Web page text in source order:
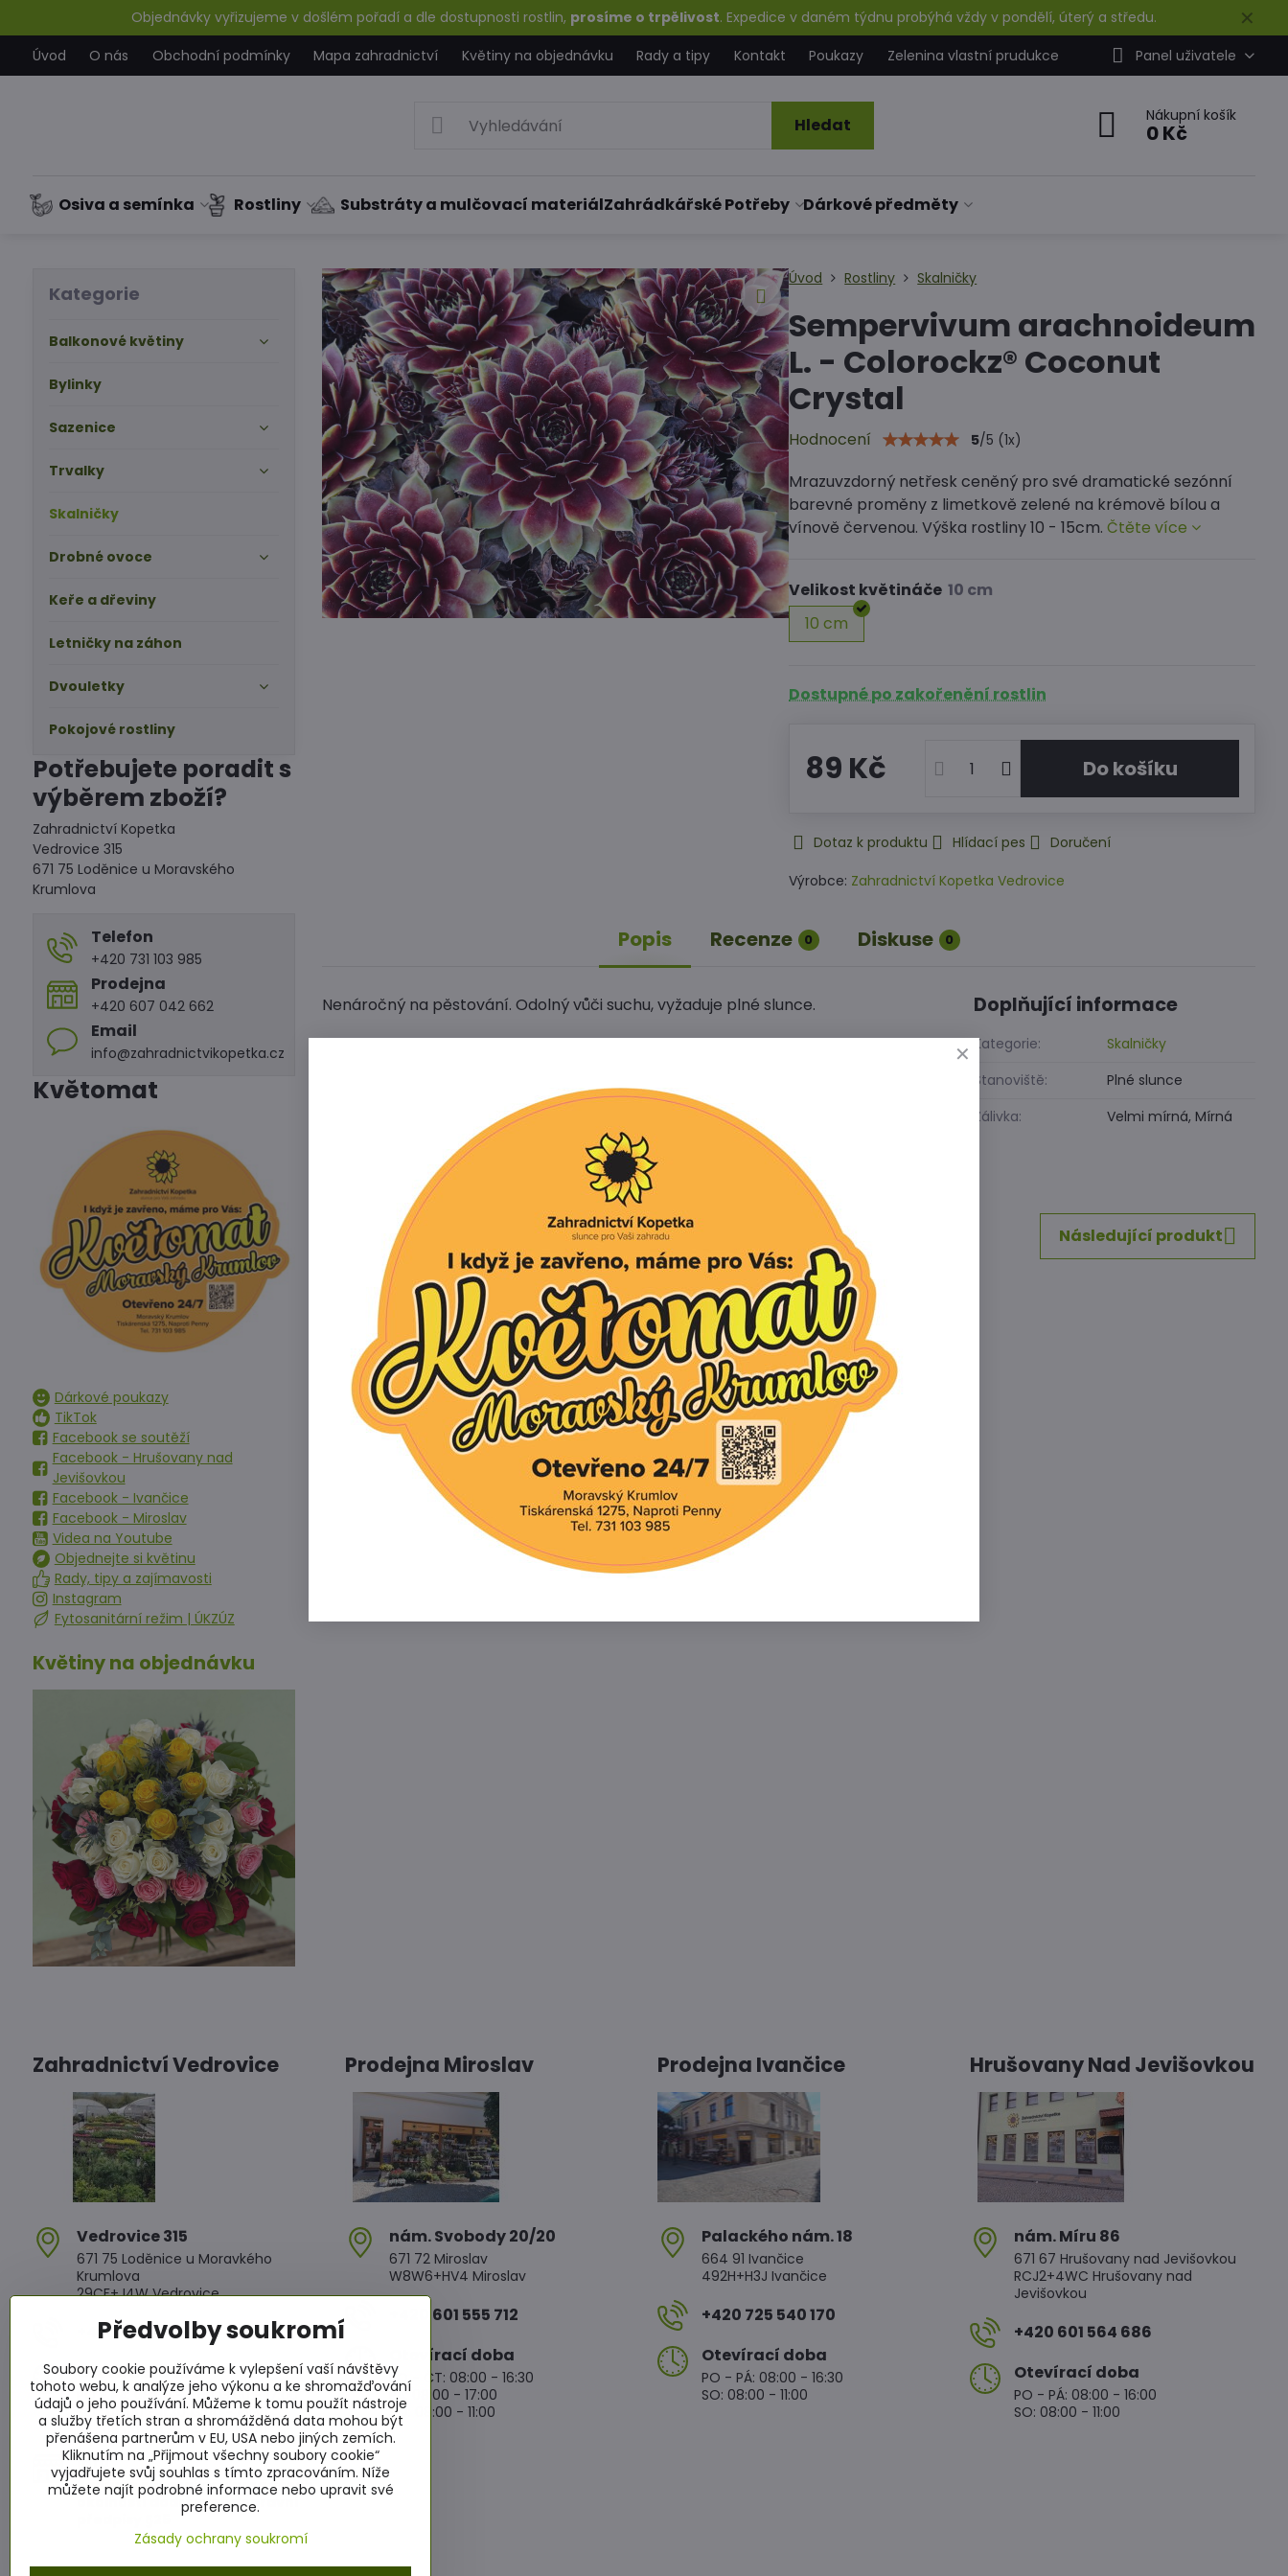
✕
Objednávky vyřizujeme v došlém pořadí a dle dostupnosti rostlin, prosíme o trpělivost. Expedice v daném týdnu probýhá vždy v pondělí, úterý a středu.
Úvod
O nás Obchodní podmínky Mapa zahradnictví Květiny na objednávku Rady a tipy Kontakt Poukazy Zelenina vlastní prudukce Panel uživatele
Hledat Nákupní košík
0 Kč
Osiva a semínka Rostliny Substráty a mulčovací materiálZahrádkářské Potřeby Dárkové předměty
Úvod Rostliny Skalničky
Sempervivum arachnoideum
L. - Colorockz® Coconut
Crystal
Hodnocení 5/5 (1x)
Mrazuvzdorný netřesk ceněný pro své dramatické sezónní
barevné proměny z limetkově zelené na krémově bílou a
vínově červenou. Výška rostliny 10 - 15cm.Čtěte více
Velikost květináče
10 cm
Dostupné po zakořenění rostlin
89 Kč Do košíku
Dotaz k produktu Hlídací pes
Doručení
Výrobce: Zahradnictví Kopetka Vedrovice
Popis Recenze 0 Diskuse 0
Nenáročný na pěstování. Odolný vůči suchu, vyžaduje plné slunce. Doplňující informace
Kategorie:
Skalničky
Stanoviště:
Plné slunce
Zálivka:
Velmi mírná, Mírná
Facebook PinterestReddit
Předchozí produkt Následující produkt
Kategorie
Balkonové květiny
Bylinky
Sazenice
Trvalky
Skalničky
Drobné ovoce
Keře a dřeviny
Letničky na záhon
Dvouletky
Pokojové rostliny
Potřebujete poradit s
výběrem zboží?
Zahradnictví Kopetka
Vedrovice 315
671 75 Loděnice u Moravského
Krumlova
Telefon
+420 731 103 985
Prodejna
+420 607 042 662
Email
info@zahradnictvikopetka.cz
Květomat
Dárkové poukazy
TikTok
Facebook se soutěží
Facebook - Hrušovany nad
Jevišovkou
Facebook - Ivančice
Facebook - Miroslav
Videa na Youtube
Objednejte si květinu
Rady, tipy a zajímavosti
Instagram
Fytosanitární režim | ÚKZÚZ
Květiny na objednávku
Zahradnictví Vedrovice
Vedrovice 315
671 75 Loděnice u Moravkého
Krumlova
29CF+J4W Vedrovice
+420 607 042 662
Otevírací doba
PO - PÁ: 08:00 - 11:00 13:00 - 17:00
SO : 08:00 - 11:30 13:00 - 16:30
NE : 08:00 - 11:30 14:00 - 16:00
Info
Žádáme zákazníky aby za všech
okolností dodržovali dopravní
Prodejna Miroslav
nám​. Svobody 20/20
671 72 Miroslav
W8W6+HV4 Miroslav
+420 601 555 712
Otevírací doba
PO - ČT: 08:00 - 16:30
PÁ: 08:00 - 17:00
SO: 08:00 - 11:00
Prodejna Ivančice
Palackého nám​. 18
664 91 Ivančice
492H+H3J Ivančice
+420 725 540 170
Otevírací doba
PO - PÁ: 08:00 - 16:30
SO: 08:00 - 11:00
Hrušovany Nad Jevišovkou
nám​. Míru 86
671 67 Hrušovany nad Jevišovkou
RCJ2+4WC Hrušovany nad
Jevišovkou
+420 601 564 686
Otevírací doba
PO - PÁ: 08:00 - 16:00
SO: 08:00 - 11:00
Předvolby soukromí
Soubory cookie používáme k vylepšení vaší návštěvy
tohoto webu, k analýze jeho výkonu a ke shromažďování
údajů o jeho používání. Můžeme k tomu použít nástroje
a služby třetích stran a shromážděná data mohou být
přenášena partnerům v EU, USA nebo jiných zemích.
Kliknutím na „Přijmout všechny soubory cookie“
vyjadřujete svůj souhlas s tímto zpracováním. Níže
můžete najít podrobné informace nebo upravit své
preference.
Zásady ochrany soukromí